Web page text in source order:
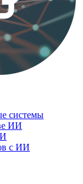
системы
ИИ
с ИИ